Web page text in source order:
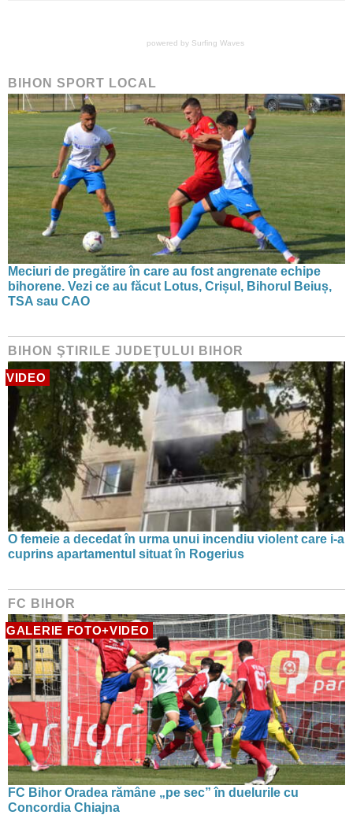
powered by Surfing Waves
BIHON SPORT LOCAL
Meciuri de pregătire în care au fost angrenate echipe
bihorene. Vezi ce au făcut Lotus, Crișul, Bihorul Beiuș,
TSA sau CAO
BIHON ŞTIRILE JUDEŢULUI BIHOR
VIDEO
O femeie a decedat în urma unui incendiu violent care i-a
cuprins apartamentul situat în Rogerius
FC BIHOR
GALERIE FOTO+VIDEO
FC Bihor Oradea rămâne „pe sec” în duelurile cu
Concordia Chiajna